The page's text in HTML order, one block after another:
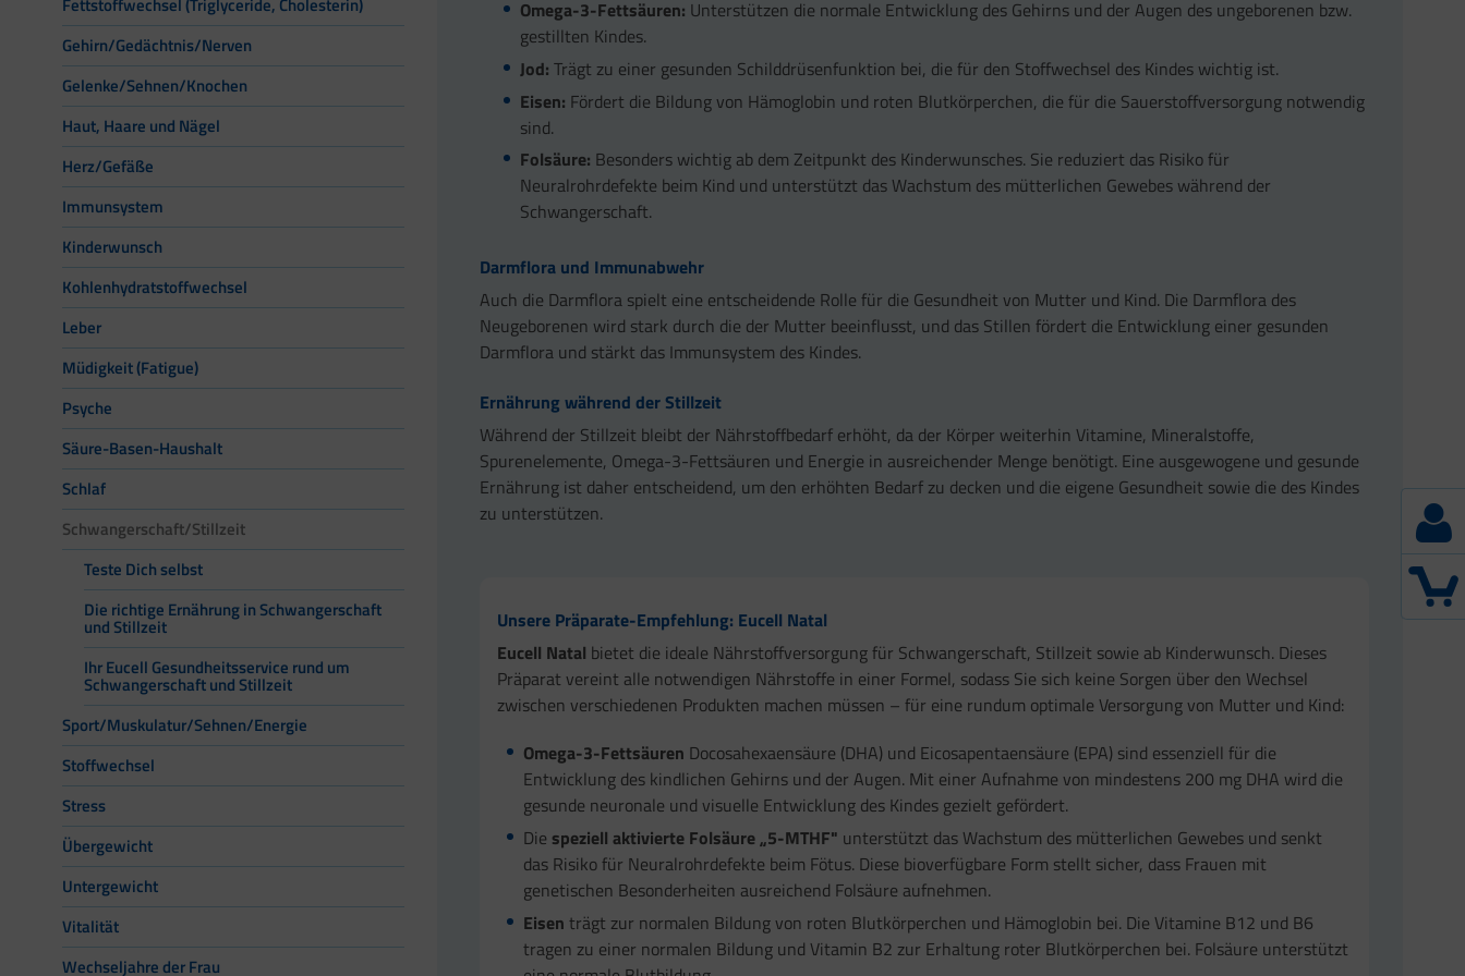
Fettstoffwechsel (Triglyceride, Cholesterin)
Gehirn/Gedächtnis/Nerven
Gelenke/Sehnen/Knochen
Haut, Haare und Nägel
Herz/Gefäße
Immunsystem
Kinderwunsch
Kohlenhydratstoffwechsel
Leber
Müdigkeit (Fatigue)
Psyche
Säure-Basen-Haushalt
Schlaf
Schwangerschaft/Stillzeit
Teste Dich selbst
Die richtige Ernährung in Schwangerschaft
und Stillzeit
Ihr Eucell Gesundheitsservice rund um
Schwangerschaft und Stillzeit
Sport/Muskulatur/Sehnen/Energie
Stoffwechsel
Stress
Übergewicht
Untergewicht
Vitalität
Wechseljahre der Frau
Omega-3-Fettsäuren: Unterstützen die normale Entwicklung des Gehirns und der Augen des ungeborenen bzw.
gestillten Kindes.
Jod: Trägt zu einer gesunden Schilddrüsenfunktion bei, die für den Stoffwechsel des Kindes wichtig ist.
Eisen: Fördert die Bildung von Hämoglobin und roten Blutkörperchen, die für die Sauerstoffversorgung notwendig
sind.
Folsäure: Besonders wichtig ab dem Zeitpunkt des Kinderwunsches. Sie reduziert das Risiko für
Neuralrohrdefekte beim Kind und unterstützt das Wachstum des mütterlichen Gewebes während der
Schwangerschaft.
Darmflora und Immunabwehr
Auch die Darmflora spielt eine entscheidende Rolle für die Gesundheit von Mutter und Kind. Die Darmflora des
Neugeborenen wird stark durch die der Mutter beeinflusst, und das Stillen fördert die Entwicklung einer gesunden
Darmflora und stärkt das Immunsystem des Kindes.
Ernährung während der Stillzeit
Während der Stillzeit bleibt der Nährstoffbedarf erhöht, da der Körper weiterhin Vitamine, Mineralstoffe,
Spurenelemente, Omega-3-Fettsäuren und Energie in ausreichender Menge benötigt. Eine ausgewogene und gesunde
Ernährung ist daher entscheidend, um den erhöhten Bedarf zu decken und die eigene Gesundheit sowie die des Kindes
zu unterstützen.
Unsere Präparate-Empfehlung: Eucell Natal
Eucell Natal bietet die ideale Nährstoffversorgung für Schwangerschaft, Stillzeit sowie ab Kinderwunsch. Dieses
Präparat vereint alle notwendigen Nährstoffe in einer Formel, sodass Sie sich keine Sorgen über den Wechsel
zwischen verschiedenen Produkten machen müssen – für eine rundum optimale Versorgung von Mutter und Kind:
Omega-3-Fettsäuren Docosahexaensäure (DHA) und Eicosapentaensäure (EPA) sind essenziell für die
Entwicklung des kindlichen Gehirns und der Augen. Mit einer Aufnahme von mindestens 200 mg DHA wird die
gesunde neuronale und visuelle Entwicklung des Kindes gezielt gefördert.
Die speziell aktivierte Folsäure „5-MTHF" unterstützt das Wachstum des mütterlichen Gewebes und senkt
das Risiko für Neuralrohrdefekte beim Fötus. Diese bioverfügbare Form stellt sicher, dass Frauen mit
genetischen Besonderheiten ausreichend Folsäure aufnehmen.
Eisen trägt zur normalen Bildung von roten Blutkörperchen und Hämoglobin bei. Die Vitamine B12 und B6
tragen zu einer normalen Bildung und Vitamin B2 zur Erhaltung roter Blutkörperchen bei. Folsäure unterstützt